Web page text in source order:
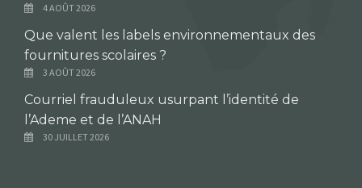
4 AOÛT 2026
Que valent les labels environnementaux des
fournitures scolaires ?
3 AOÛT 2026
Courriel frauduleux usurpant l’identité de
l’Ademe et de l’ANAH
30 JUILLET 2026